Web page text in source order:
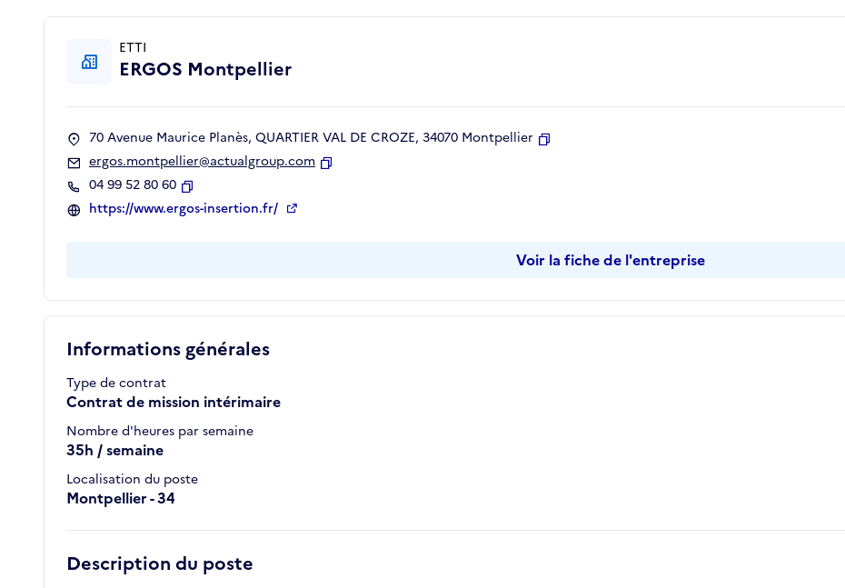
Informations générales
Type de contrat
Contrat de mission intérimaire
Nombre d'heures par semaine
35h / semaine
Localisation du poste
Montpellier - 34
Description du poste
ETTI
ERGOS Montpellier
70 Avenue Maurice Planès, QUARTIER VAL DE CROZE, 34070 Montpellier
ergos.montpellier@actualgroup.com
04 99 52 80 60
Copier
https://www.ergos-insertion.fr/
Voir la fiche de l'entreprise